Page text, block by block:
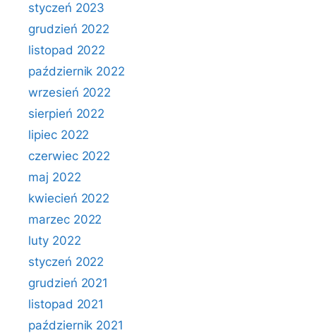
styczeń 2023
grudzień 2022
listopad 2022
październik 2022
wrzesień 2022
sierpień 2022
lipiec 2022
czerwiec 2022
maj 2022
kwiecień 2022
marzec 2022
luty 2022
styczeń 2022
grudzień 2021
listopad 2021
październik 2021